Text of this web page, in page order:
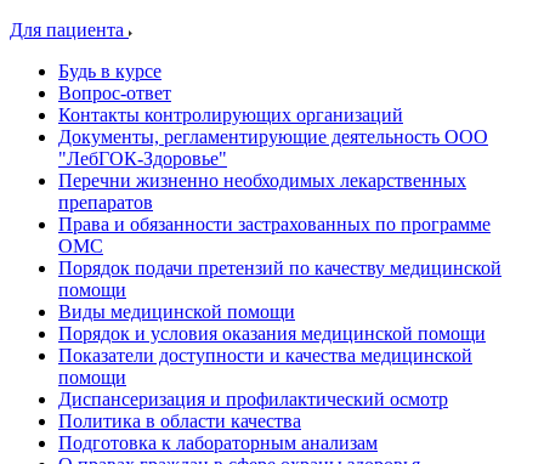
Для пациента
Будь в курсе
Вопрос-ответ
Контакты контролирующих организаций
Документы, регламентирующие деятельность ООО
"ЛебГОК-Здоровье"
Перечни жизненно необходимых лекарственных
препаратов
Права и обязанности застрахованных по программе
ОМС
Порядок подачи претензий по качеству медицинской
помощи
Виды медицинской помощи
Порядок и условия оказания медицинской помощи
Показатели доступности и качества медицинской
помощи
Диспансеризация и профилактический осмотр
Политика в области качества
Подготовка к лабораторным анализам